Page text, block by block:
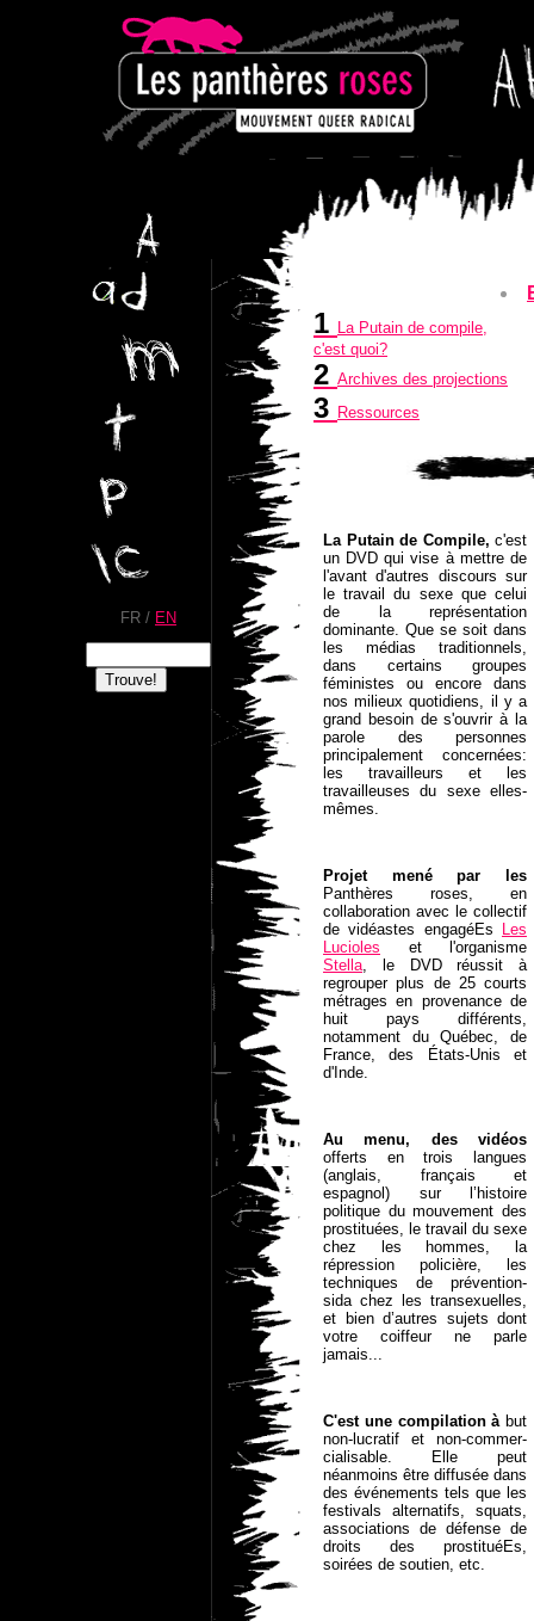
FR / EN
1 La Putain de compile,
c'est quoi?
2 Archives des projections
3 Ressources
La Putain de Compile, c'est
un DVD qui vise à mettre de
l'avant d'autres discours sur
le travail du sexe que celui
de la représentation
dominante. Que se soit dans
les médias traditionnels,
dans certains groupes
féministes ou encore dans
nos milieux quotidiens, il y a
grand besoin de s'ouvrir à la
parole des personnes
principalement concernées:
les travailleurs et les
travailleuses du sexe elles-
mêmes.
Projet mené par les
Panthères roses, en
collaboration avec le collectif
de vidéastes engagéEs
Les
Lucioles et l'organisme
Stella, le DVD réussit à
regrouper plus de 25 courts
métrages en provenance de
huit pays différents,
notamment du Québec, de
France, des États-Unis et
d'Inde.
Au menu, des vidéos
offerts en trois langues
(anglais, français et
espagnol) sur l’histoire
politique du mouvement des
prostituées, le travail du sexe
chez les hommes, la
répression policière, les
techniques de prévention-
sida chez les transexuelles,
et bien d’autres sujets dont
votre coiffeur ne parle
jamais...
C'est une compilation à but
non-lucratif et non-commer-
cialisable. Elle peut
néanmoins être diffusée dans
des événements tels que les
festivals alternatifs, squats,
associations de défense de
droits des prostituéEs,
soirées de soutien, etc.